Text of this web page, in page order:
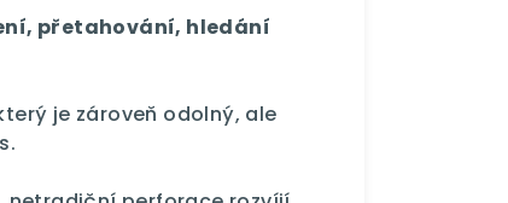
přetahování, hledání
je zároveň odolný, ale